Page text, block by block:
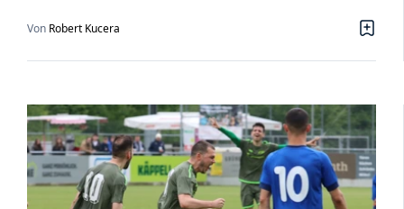
Von Robert Kucera